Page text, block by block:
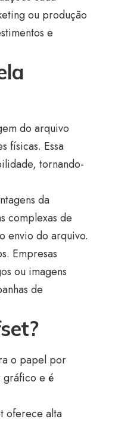
ou produção
e
do arquivo
físicas. Essa
tornando-
da
complexas de
envio do arquivo.
Empresas
ou imagens
de
o papel por
gráfico e é
oferece alta